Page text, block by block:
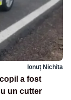
Ionuț Nichita
a fost
un cutter